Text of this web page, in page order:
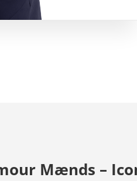
Mænds –